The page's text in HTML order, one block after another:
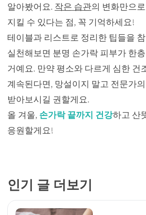
알아봤어요. 작은 습관의 변화만으
지킬 수 있다는 점, 꼭 기억하세요!
테이블과 리스트로 정리한 팁들을
실천해보면 분명 손가락 피부가 한
거예요. 만약 평소와 다르게 심한 건
계속된다면, 망설이지 말고 전문가
받아보시길 권할게요.
올 겨울, 손가락 끝까지 건강하고 산
응원할게요!
인기 글 더보기